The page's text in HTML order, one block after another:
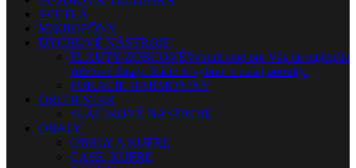
SVETLÁ
MIKROFÓNY
DYCHOVÉ NÁSTROJE
FLAUTY-ZOBCOVÉVybrali sme pre Vás tie najlepšie
zobcové flauty. Ráčte si vybrať z našej ponuky.
FÚKACIE HARMONIKY
ORCHESTER
SLÁČIKOVÉ NÁSTROJE
OBALY
OBALY A KUFRE
CASE, KUFRE